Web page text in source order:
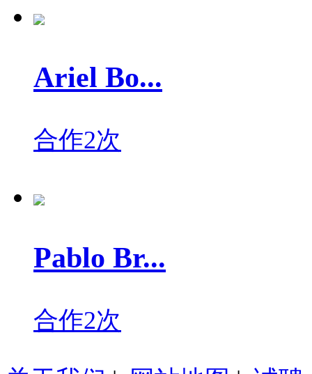
Ariel Bo...
合作2次
Pablo Br...
合作2次